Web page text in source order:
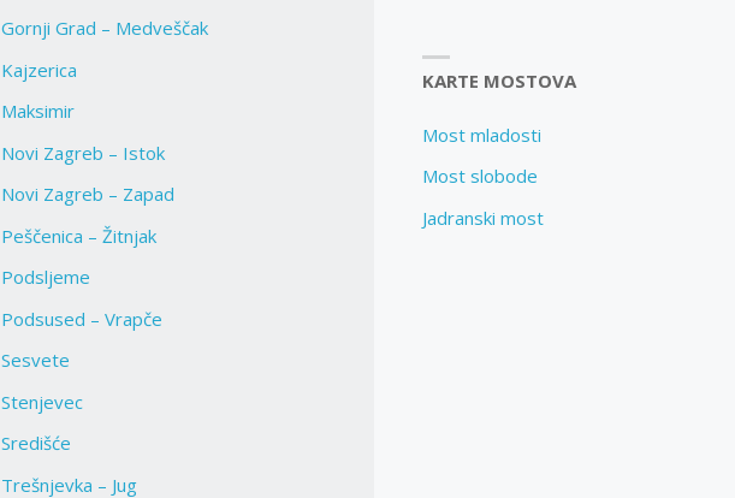
Gornji Grad – Medveščak
Kajzerica
Maksimir
Novi Zagreb – Istok
Novi Zagreb – Zapad
Peščenica – Žitnjak
Podsljeme
Podsused – Vrapče
Sesvete
Stenjevec
Središće
Trešnjevka – Jug
KARTE MOSTOVA
Most mladosti
Most slobode
Jadranski most